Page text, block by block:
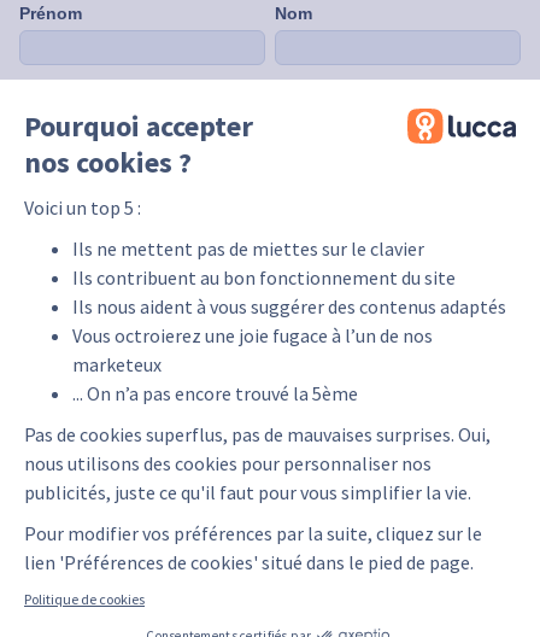
Pourquoi accepter
nos cookies ?
Voici un top 5 :
Ils ne mettent pas de miettes sur le clavier
Ils contribuent au bon fonctionnement du site
Ils nous aident à vous suggérer des contenus adaptés
Vous octroierez une joie fugace à l’un de nos
marketeux
... On n’a pas encore trouvé la 5ème
Pas de cookies superflus, pas de mauvaises surprises. Oui,
nous utilisons des cookies pour personnaliser nos
publicités, juste ce qu'il faut pour vous simplifier la vie.
Pour modifier vos préférences par la suite, cliquez sur le
lien 'Préférences de cookies' situé dans le pied de page.
Politique de cookies